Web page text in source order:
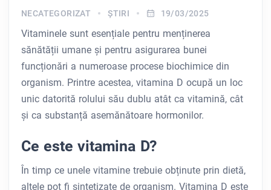
NECATEGORIZAT ŞTIRI 19/03/2025
Vitaminele sunt esențiale pentru menținerea
sănătății umane și pentru asigurarea bunei
funcționări a numeroase procese biochimice din
organism. Printre acestea, vitamina D ocupă un loc
unic datorită rolului său dublu atât ca vitamină, cât
și ca substanță asemănătoare hormonilor.
Ce este vitamina D?
În timp ce unele vitamine trebuie obținute prin dietă,
altele pot fi sintetizate de organism. Vitamina D este